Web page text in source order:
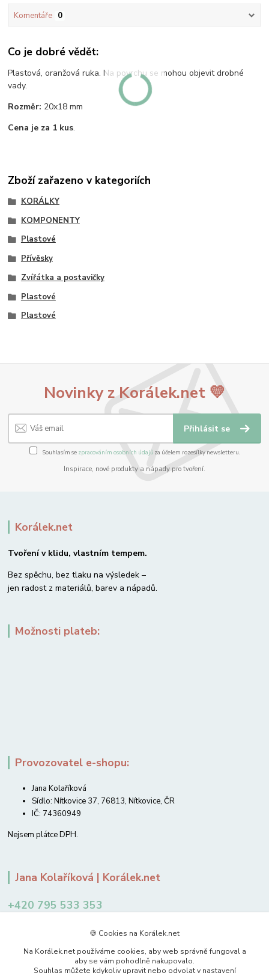
Komentáře 0
Co je dobré vědět:
Plastová, oranžová ruka. Na povrchu se mohou objevit drobné
vady.
Rozměr: 20x18 mm
Cena je za 1 kus.
Zboží zařazeno v kategoriích
KORÁLKY
KOMPONENTY
Plastové
Přívěsky
Zvířátka a postavičky
Plastové
Plastové
Novinky z Korálek.net 💛
Přihlásit se
Souhlasím se zpracováním osobních údajůza účelem rozesílky newsletteru.
Inspirace, nové produkty a nápady pro tvoření.
Korálek.net
Tvoření v klidu, vlastním tempem.
Bez spěchu, bez tlaku na výsledek –
jen radost z materiálů, barev a nápadů.
Možnosti plateb:
Provozovatel e-shopu:
Jana Kolaříková
Sídlo: Nítkovice 37, 76813, Nítkovice, ČR
IČ: 74360949
Nejsem plátce DPH.
Jana Kolaříková | Korálek.net
+420 795 533 353
🍪 Cookies na Korálek.net
Na Korálek.net používáme cookies, aby web správně fungoval a
aby se vám pohodlně nakupovalo.
Souhlas můžete kdykoliv upravit nebo odvolat v nastavení